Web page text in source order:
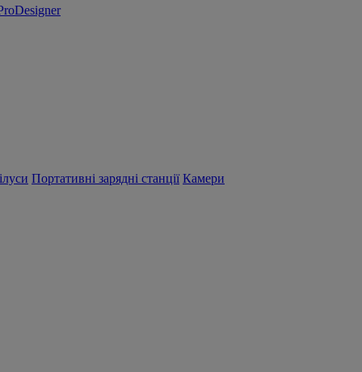
Портативні зарядні станції Камери